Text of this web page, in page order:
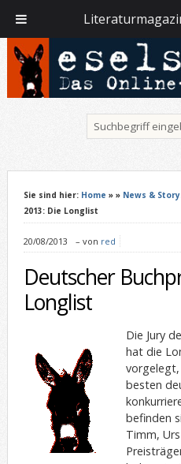
Sie sind hier: Home » » News &
2013: Die Longlist
20/08/2013 – von red
Deutscher
Longlist
Die Jury
hat die
besten
befinden
Timm,